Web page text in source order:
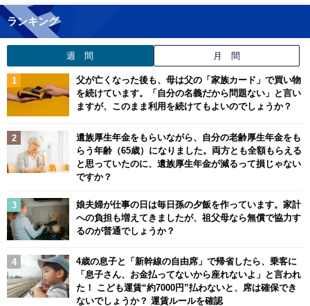
ランキング
週 間 月 間
父が亡くなった後も、母は父の「家族カード」で買い物
を続けています。「自分の名義だから問題ない」と言い
ますが、このまま利用を続けてもよいのでしょうか？
遺族厚生年金をもらいながら、自分の老齢厚生年金をも
らう年齢（65歳）になりました。両方とも全額もらえる
と思っていたのに、遺族厚生年金が減るって損じゃない
ですか？
娘夫婦が仕事の日は毎日孫の夕飯を作っています。家計
への負担も増えてきましたが、祖父母なら無償で協力す
るのが普通でしょうか？
4歳の息子と「新幹線の自由席」で帰省したら、乗客に
「息子さん、お金払ってないから座れないよ」と言われ
た！ こども運賃“約7000円”払わないと、席は確保でき
ないでしょうか？ 運賃ルールを確認